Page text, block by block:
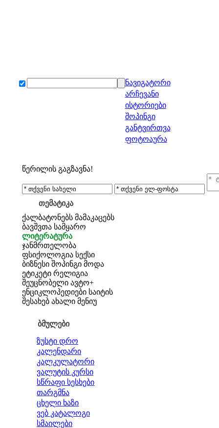
ნავიგატორი
არჩევანი
ისტორიები
შოპინგი
განტვირთვა
ფოტოაურა
წერილის გაგზავნა!
თემატიკა
ქალბატონებს მამაკაცებს
ბავშვთა სამყარო
ლიტერატურა
ჯანმრთელობა
ფსიქოლოგია სექსი
ბიზნესი შოპინგი მოდა
ეტიკეტი რელიგია
შეუცნობელი ავტო+
ენციკლოპედიები საიტის
შესახებ ახალი მენიუ
ბმულები
ზუსტი დრო
კალენდარი
კალკულატორი
ვალუტის კურსი
სწრაფი სესხები
თარგმნა
ცხელი ხაზი
ვებ კატალოგი
სმაილები